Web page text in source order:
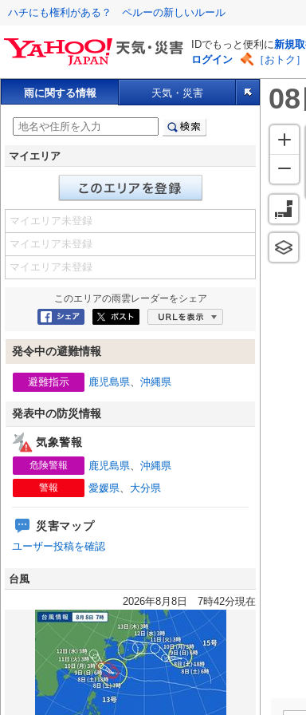
ハチにも権利がある？ ペルーの新しいルール
IDでもっと便利に新規
ログイン
［おトク
雨に関する情報 天気・災害
マイエリア
マイエリア未登録
マイエリア未登録
マイエリア未登録
このエリアの雨雲レーダーをシェア
Facebookにシェア
ポスト
発令中の避難情報
避難指示 鹿児島県、 沖縄県
発表中の防災情報
気象警報
危険警報 鹿児島県、 沖縄県
警報 愛媛県、 大分県
災害マップ
ユーザー投稿を確認
台風
2026年8月8日 7時42分現在
08